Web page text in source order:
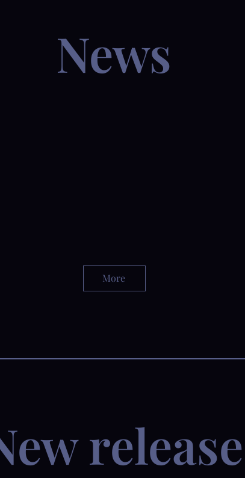
news
more
new release